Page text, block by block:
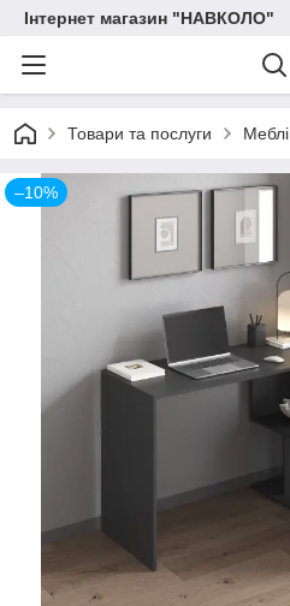
Інтернет магазин "НАВКОЛО"
Товари та послуги Меблі
–10%